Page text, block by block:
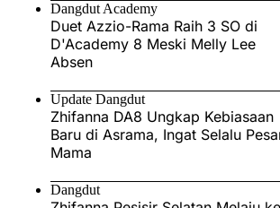
Dangdut Academy
Duet Azzio-Rama Raih 3 SO di
D'Academy 8 Meski Melly Lee
Absen
Update Dangdut
Zhifanna DA8 Ungkap Kebiasaan
Baru di Asrama, Ingat Selalu
Mama
Dangdut